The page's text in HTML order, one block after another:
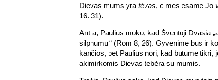
Dievas mums yra tėvas, o mes esame Jo
16. 31).
Antra, Paulius moko, kad Šventoji Dvasia
silpnumui“ (Rom 8, 26). Gyvenime bus ir
kančios, bet Paulius nori, kad būtume tikri,
akimirkomis Dievas tebėra su mumis.